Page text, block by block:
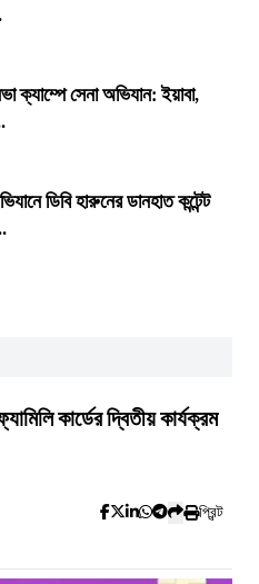
ক্যাম্পে সেনা অভিযান: ইয়াবা,
ডিবি হারুনের ডানহাত কন্টেন্ট
কার্ডের দ্বিতীয় কার্যক্রম
প্রিন্ট